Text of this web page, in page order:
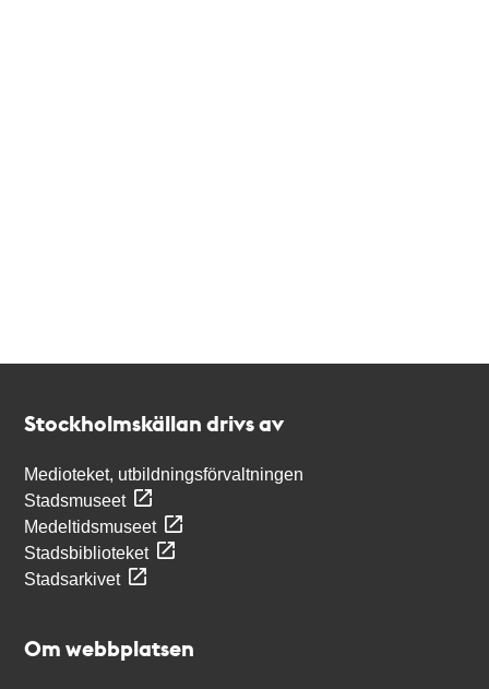
Stockholmskällan drivs av
Medioteket, utbildningsförvaltningen
Stadsmuseet
Medeltidsmuseet
Stadsbiblioteket
Stadsarkivet
Om webbplatsen